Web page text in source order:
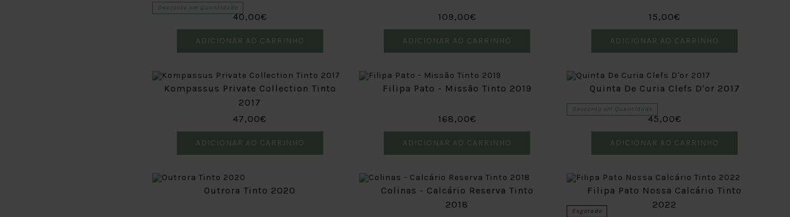
40,00€
Desconto em Quantidade
ADICIONAR AO CARRINHO
109,00€
ADICIONAR AO CARRINHO
15,00€
ADICIONAR AO CARRINHO
Kompassus Private Collection Tinto
2017
47,00€
ADICIONAR AO CARRINHO
Filipa Pato - Missão Tinto 2019
168,00€
ADICIONAR AO CARRINHO
Quinta De Curia Clefs D'or 2017
45,00€
Desconto em Quantidade
ADICIONAR AO CARRINHO
Outrora Tinto 2020
Colinas - Calcário Reserva Tinto
2018
Filipa Pato Nossa Calcário Tinto
2022
Esgotado